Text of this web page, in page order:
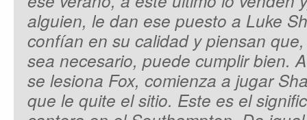
alguien, le dan ese puesto a Luke
confían en su calidad y piensan
sea necesario, puede cumplir bien.
se lesiona Fox, comienza a jugar
que le quite el sitio. Este es el